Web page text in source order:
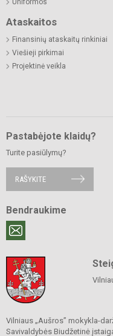
Ataskaitos
Finansinių ataskaitų rinkiniai
Viešieji pirkimai
Projektinė veikla
Pastabėjote klaidų?
Turite pasiūlymų?
RAŠYKITE
Bendraukime
Vilniaus „Aušros” mokykla-
Savivaldybės Biudžetinė